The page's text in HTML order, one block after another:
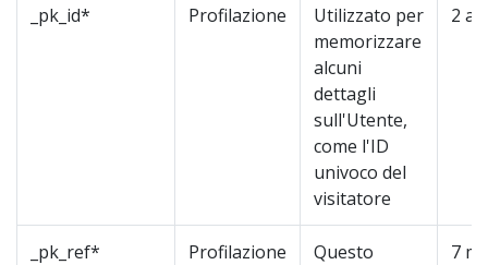
_pk_id* Profilazione
Utilizzato per
memorizzare
alcuni
dettagli
sull'Utente,
come l'ID
univoco del
visitatore
2
_pk_ref* Profilazione
Questo
7